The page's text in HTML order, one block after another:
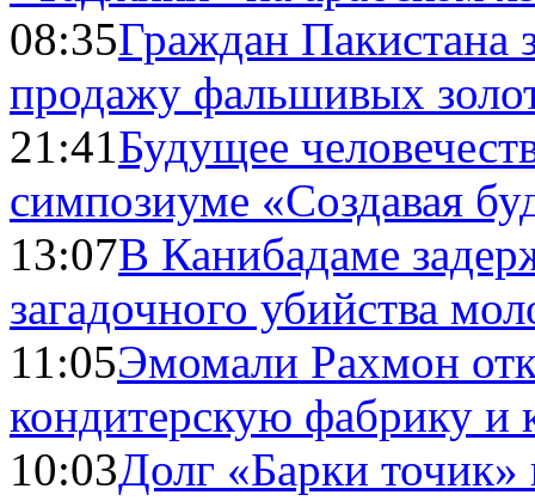
08:35Граждан Пакистана
продажу фальшивых
21:41Будущее
симпозиуме «Создавая
13:07В Канибадаме
загадочного убийства
11:05Эмомали Рахмон
кондитерскую фабрику и
10:03Долг «Барки